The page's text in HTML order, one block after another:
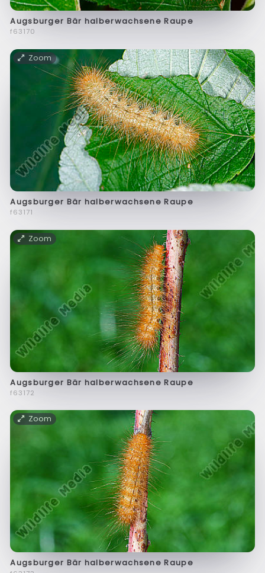
Augsburger Bär halberwachsene Raupe
f63170
Zoom
Augsburger Bär halberwachsene Raupe
f63171
Zoom
Augsburger Bär halberwachsene Raupe
f63172
Zoom
Augsburger Bär halberwachsene Raupe